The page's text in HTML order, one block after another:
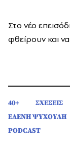
Στο νέο
φθείρουν και
40+ ΣΧΕΣΕΙΣ
ΕΛΕΝΗ ΨΥΧΟΥΛΗ
PODCAST